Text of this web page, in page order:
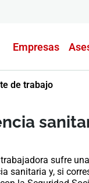
Empresas
de trabajo
sufre
sanitaria y, si